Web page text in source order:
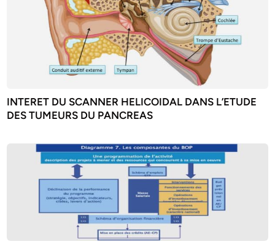
INTERET DU SCANNER HELICOIDAL DANS L’ETUDE
DES TUMEURS DU PANCREAS